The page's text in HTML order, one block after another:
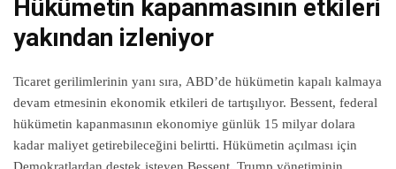
Hükümetin kapanmasının etkileri
yakından izleniyor
Ticaret gerilimlerinin yanı sıra, ABD’de hükümetin kapalı kalmaya
devam etmesinin ekonomik etkileri de tartışılıyor. Bessent, federal
hükümetin kapanmasının ekonomiye günlük 15 milyar dolara
kadar maliyet getirebileceğini belirtti. Hükümetin açılması için
Demokratlardan destek isteyen Bessent, Trump yönetiminin